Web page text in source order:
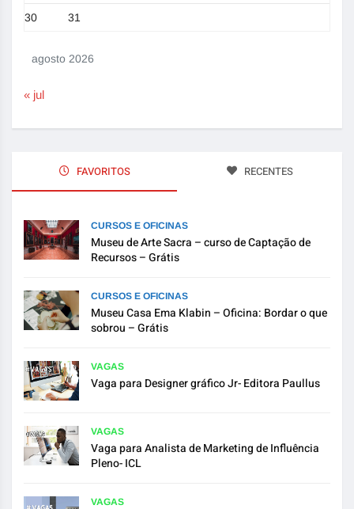
agosto 2026
30 31
« jul
FAVORITOS RECENTES
CURSOS E OFICINAS
Museu de Arte Sacra – curso de Captação de
Recursos – Grátis
CURSOS E OFICINAS
Museu Casa Ema Klabin – Oficina: Bordar o que
sobrou – Grátis
VAGAS
Vaga para Designer gráfico Jr- Editora Paullus
VAGAS
Vaga para Analista de Marketing de Influência
Pleno- ICL
VAGAS